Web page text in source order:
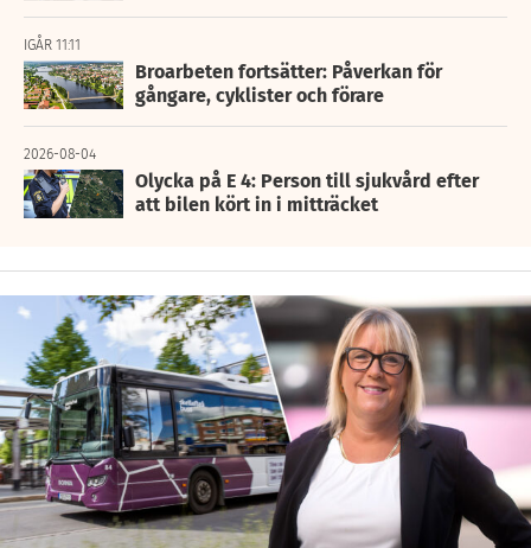
IGÅR 11:11
Broarbeten fortsätter: Påverkan för
gångare, cyklister och förare
2026-08-04
Olycka på E 4: Person till sjukvård efter
att bilen kört in i mitträcket